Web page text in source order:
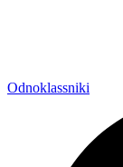
Odnoklassniki